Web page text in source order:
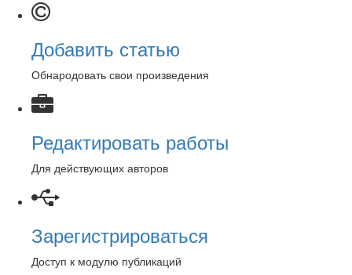
Добавить статью
Обнародовать свои произведения
Редактировать работы
Для действующих авторов
Зарегистрироваться
Доступ к модулю публикаций